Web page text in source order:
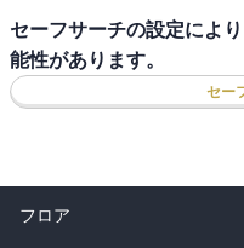
セーフサーチの設定によ
能性があります。
セー
フロア